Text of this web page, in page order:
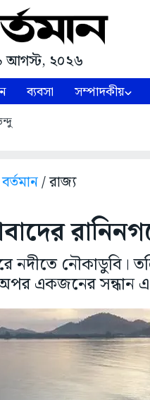
আগস্ট, ২০২৬
ব্যবসা সম্পাদকীয়
বর্তমান/ রাজ্য
নদীতে
একজনের সন্ধান